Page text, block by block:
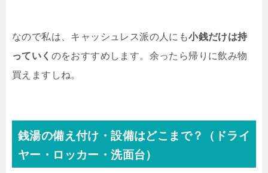
なので私は、キャッシュレス派の人にも小銭だけは持
っていく のをおすすめします。余ったら帰りに飲み物
買えますしね。
銭湯の備え付け・設備はどこまで？（ドライ
ヤー・ロッカー・洗面台）